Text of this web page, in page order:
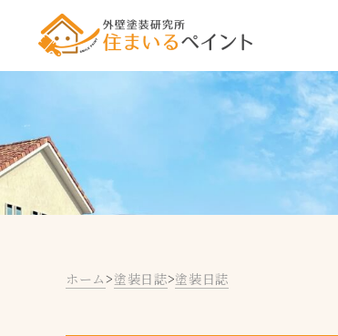
ホーム >塗装日誌>塗装日誌